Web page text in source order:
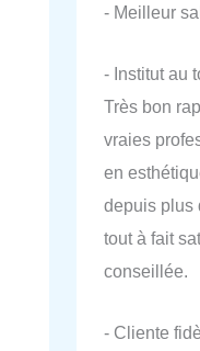
- Meilleur
- Institut au
Très bon
vraies
en
depuis plus
tout à fait
conseillée.
- Cliente